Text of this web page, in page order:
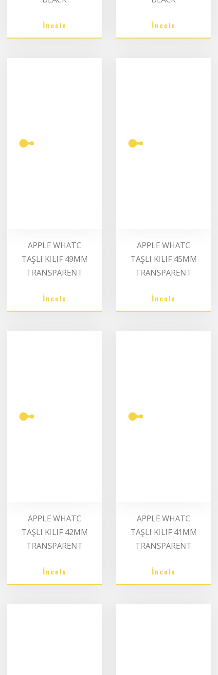
İncele İncele
APPLE WHATC
TAŞLI KILIF 49MM
TRANSPARENT
İncele
APPLE WHATC
TAŞLI KILIF 45MM
TRANSPARENT
İncele
APPLE WHATC
TAŞLI KILIF 42MM
TRANSPARENT
İncele
APPLE WHATC
TAŞLI KILIF 41MM
TRANSPARENT
İncele